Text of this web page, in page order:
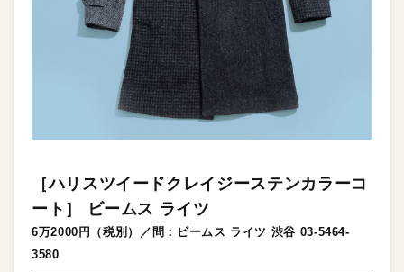
［ハリスツイードクレイジーステンカラーコ
ート］ ビームス ライツ
6万2000円（税別）／問：ビームス ライツ 渋谷 03-5464-
3580